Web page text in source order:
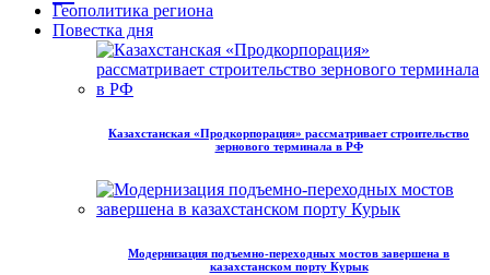
Геополитика региона
Повестка дня
Казахстанская «Продкорпорация» рассматривает строительство
зернового терминала в РФ
Модернизация подъемно-переходных мостов завершена в
казахстанском порту Курык